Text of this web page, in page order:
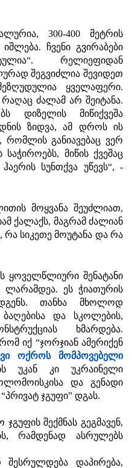
300-400 მეტრის
ჩვენი გვირაბები
რელიეფიდან
შეგვიძლია შევიდეთ
ყველაფერი.
ძალამ არ შეიტანა.
დიზელის მიწიქვეშა
ზიდვა, ამ დროს ის
რომლის განიავებაც ვერ
მიწის ქვეშაც
სუნთქვა უწევს“, -
მოყვანა შეუძლიათ,
ქალაქს, მაგრამ ძალიან
რა სიკეთე მოუტანა და რა
ყოველწლიური შენატანი
ეს ჭიათურის
თანხა მხოლოდ
და სკოლების,
ხმარდება.
იქ “ჯორჯიან ამერიქენ
ოქროს მომპოვებელი
უკან კი უკრაინელი
და გენადი
ჯგუფი” დგას.
შექმნას გეგმავენ,
რამდენად ასრულებს
შესრულდება დაპირება,